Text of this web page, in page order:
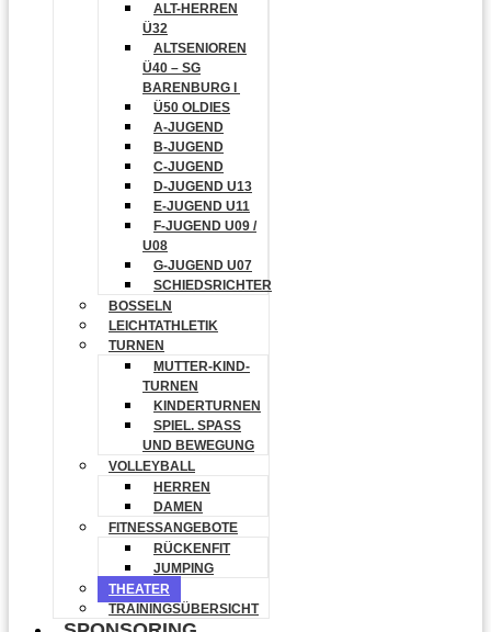
ALT-HERREN
Ü32
ALTSENIOREN
Ü40 – SG
BARENBURG I
Ü50 OLDIES
A-JUGEND
B-JUGEND
C-JUGEND
D-JUGEND U13
E-JUGEND U11
F-JUGEND U09 /
U08
G-JUGEND U07
SCHIEDSRICHTER
BOSSELN
LEICHTATHLETIK
TURNEN
MUTTER-KIND-
TURNEN
KINDERTURNEN
SPIEL. SPASS U
ND BEWEGUNG
VOLLEYBALL
HERREN
DAMEN
FITNESSANGEBOTE
RÜCKENFIT
JUMPING
THEATER
TRAININGSÜBERSICHT